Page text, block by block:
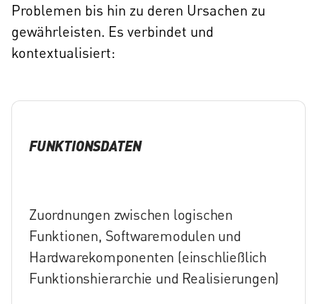
Problemen bis hin zu deren Ursachen zu
gewährleisten. Es verbindet und
kontextualisiert:
FUNKTIONSDATEN
Zuordnungen zwischen logischen
Funktionen, Softwaremodulen und
Hardwarekomponenten (einschließlich
Funktionshierarchie und Realisierungen)